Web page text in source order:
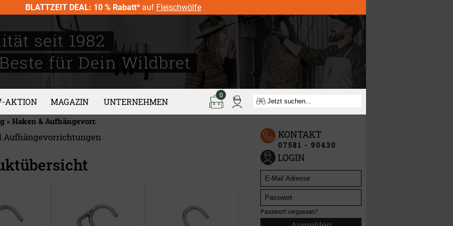
BLATTZEIT DEAL: 10 % Rabatt* auf Fleischwölfe
AKTION MAGAZIN UNTERNEHMEN
0
» Haken & Aufhängevorr.
Aufhängevorrichtungen KONTAKT
07581 - 90430
LOGIN
Passwort vergessen?